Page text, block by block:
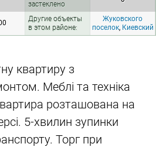
застеклено
Другие объекты
в этом районе:
Жуковского
поселок, Киевский
квартиру з
Меблі та техніка
розташована на
5-хвилин зупинки
Торг при